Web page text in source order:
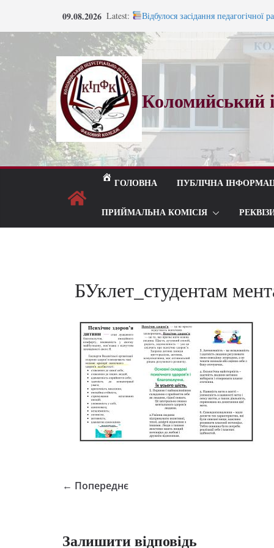
вмісту
09.08.2026 Latest:
Відбулося засідання педагогічної
Запрошуємо на навчання!
ВСТУП 2026
Під шелест лип і мелодію
Коломийський
ГОЛОВНА ПУБЛІЧНА
ПРИЙМАЛЬНА КОМІСІЯ
БУклет_студентам
← Попереднє
Залишити відповідь